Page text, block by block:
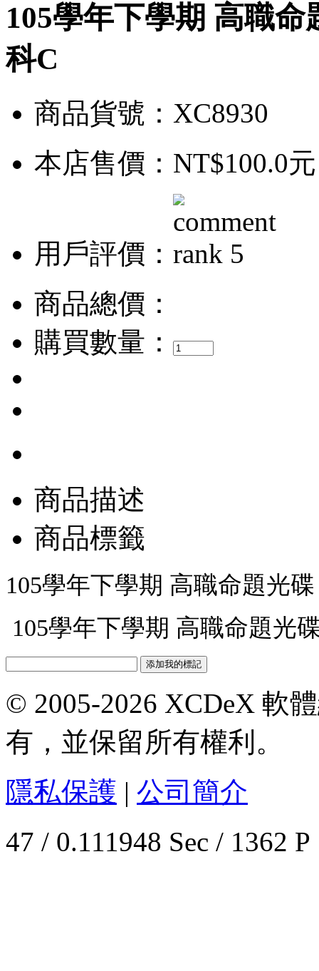
105學年下學期 高職
科C
商品貨號：XC8930
本店售價： NT$100.0元
用戶評價：
商品總價：
購買數量：
商品描述
商品標籤
105學年下學期 高職命題光
105學年下學期 高職命題光
© 2005-2026 XCDeX 軟
有，並保留所有權利。
隱私保護 | 公司簡介
47 / 0.111948 Sec / 1362